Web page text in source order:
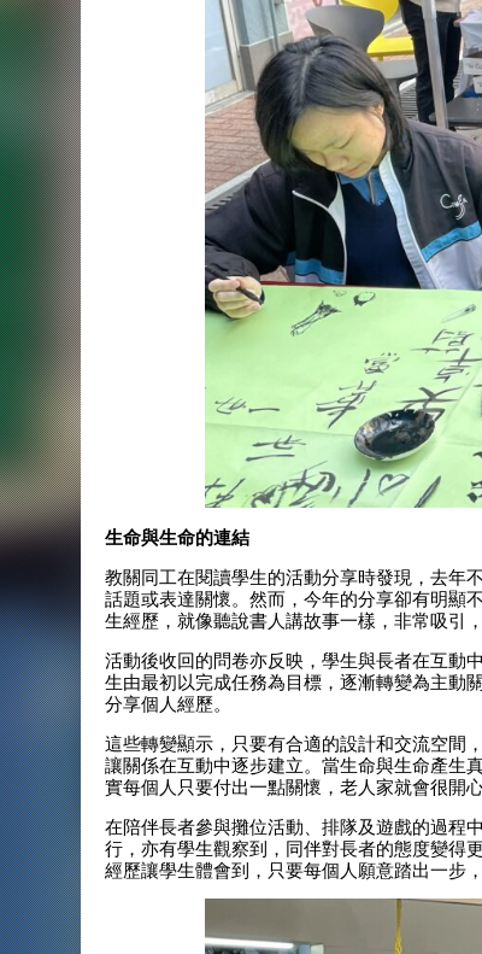
生命與生命的連結
教關同工在閱讀學生的活動分享時發現，去年
話題或表達關懷。然而，今年的分享卻有明顯
生經歷，就像聽說書人講故事一樣，非常吸引
活動後收回的問卷亦反映，學生與長者在互動
生由最初以完成任務為目標，逐漸轉變為主動
分享個人經歷。
這些轉變顯示，只要有合適的設計和交流空間
讓關係在互動中逐步建立。當生命與生命產生
實每個人只要付出一點關懷，老人家就會很開心
在陪伴長者參與攤位活動、排隊及遊戲的過程
行，亦有學生觀察到，同伴對長者的態度變得
經歷讓學生體會到，只要每個人願意踏出一步